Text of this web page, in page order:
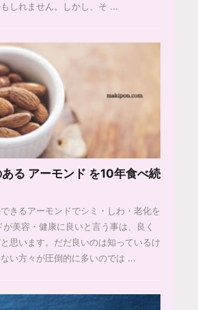
しれません。しかし、そ ...
る アーモンド を10年食べ続
きるアーモンドでシミ・しわ・老化を
美容・健康に良いと言う事は、良く
思います。だだ良いのは知っているけ
い方々が圧倒的に多いのでは ...